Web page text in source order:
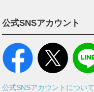
公式SNSアカウント
公式SNSアカウントについて